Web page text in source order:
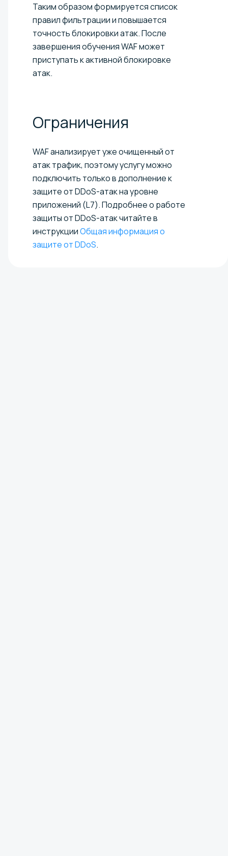
Таким образом формируется список
правил фильтрации и повышается
точность блокировки атак. После
завершения обучения WAF может
приступать к активной блокировке
атак.
Ограничения
WAF анализирует уже очищенный от
атак трафик, поэтому услугу можно
подключить только в дополнение к
защите от DDoS-атак на уровне
приложений (L7). Подробнее о работе
защиты от DDoS-атак читайте в
инструкцииОбщая информация о
защите от DDoS.